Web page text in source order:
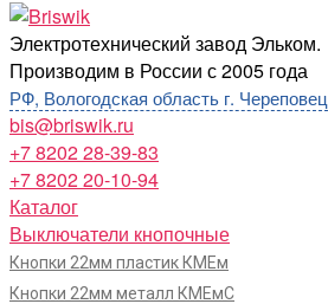
Briswik
Электротехнический завод Эльком.
Производим в России с 2005 года
РФ, Вологодская область г. Череповец
bis@briswik.ru
+7 8202 28-39-83
+7 8202 20-10-94
Каталог
Выключатели кнопочные
Кнопки 22мм пластик КМЕм
Кнопки 22мм металл КМЕмС